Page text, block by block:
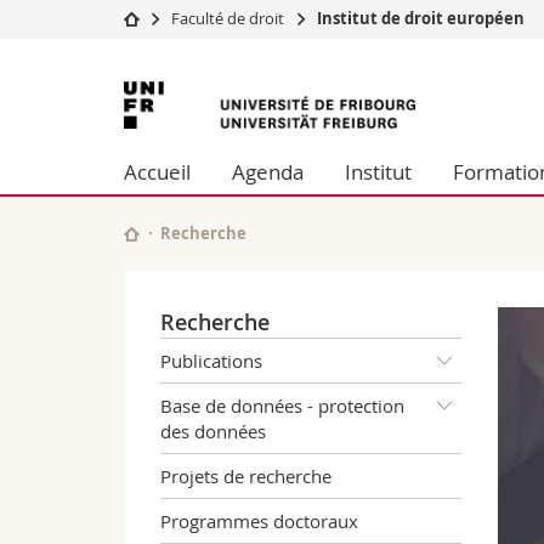
Université
Recherche
Université
Formation continue
Sciences
Lettres et
Faculté de droit Institut de droit européen
Université
de
Fribourg
Accueil Agenda Institut
Recherche
Recherche
Publications
Base de données - protection
des données
Projets de recherche
Programmes doctoraux